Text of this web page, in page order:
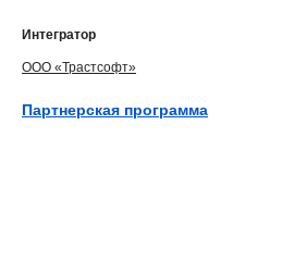
Интегратор
ООО «Трастсофт»
Партнерская программа